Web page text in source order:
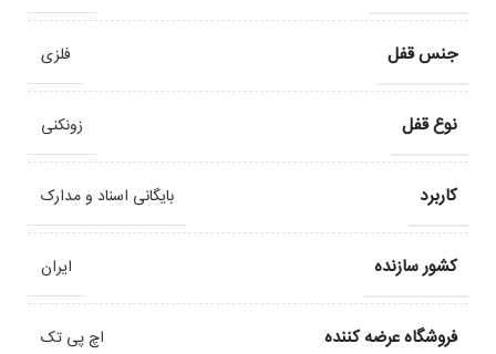
جنس قفل فلزی
نوع قفل زونکنی
کاربرد بایگانی اسناد و مدارک
کشور سازنده ایران
فروشگاه عرضه کننده اچ پی تک